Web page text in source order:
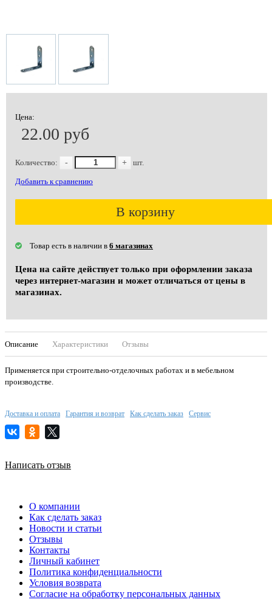
Цена:
22.00 руб
Количество: - + шт.
Добавить к сравнению
В корзину
Товар есть в наличии в 6 магазинах
Цена на сайте действует только при оформлении заказа
через интернет-магазин и может отличаться от цены в
магазинах.
Описание Характеристики Отзывы
Применяется при строительно-отделочных работах и в мебельном
производстве.
Доставка и оплата Гарантия и возврат Как сделать заказ Сервис
Написать отзыв
О компании
Как сделать заказ
Новости и статьи
Отзывы
Контакты
Личный кабинет
Политика конфиденциальности
Условия возврата
Согласие на обработку персональных данных